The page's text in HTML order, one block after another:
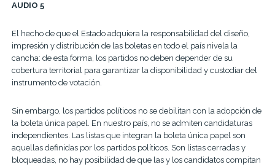
AUDIO 5
El hecho de que el Estado adquiera la responsabilidad del diseño,
impresión y distribución de las boletas en todo el país nivela la
cancha: de esta forma, los partidos no deben depender de su
cobertura territorial para garantizar la disponibilidad y custodiar del
instrumento de votación.
Sin embargo, los partidos políticos no se debilitan con la adopción de
la boleta única papel. En nuestro país, no se admiten candidaturas
independientes. Las listas que integran la boleta única papel son
aquellas definidas por los partidos políticos. Son listas cerradas y
bloqueadas, no hay posibilidad de que las y los candidatos compitan